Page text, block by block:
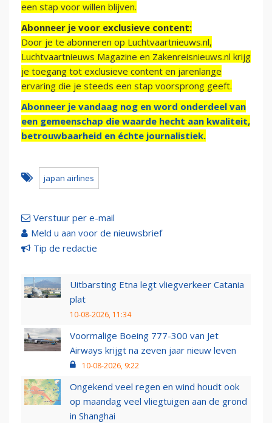
een stap voor willen blijven.
Abonneer je voor exclusieve content:
Door je te abonneren op Luchtvaartnieuws.nl,
Luchtvaartnieuws Magazine en Zakenreisnieuws.nl krijg
je toegang tot exclusieve content en jarenlange
ervaring die je steeds een stap voorsprong geeft.
Abonneer je vandaag nog en word onderdeel van
een gemeenschap die waarde hecht aan kwaliteit,
betrouwbaarheid en échte journalistiek.
japan airlines
Verstuur per e-mail
Meld u aan voor de nieuwsbrief
Tip de redactie
Uitbarsting Etna legt vliegverkeer Catania
plat
10-08-2026, 11:34
Voormalige Boeing 777-300 van Jet
Airways krijgt na zeven jaar nieuw leven
10-08-2026, 9:22
Ongekend veel regen en wind houdt ook
op maandag veel vliegtuigen aan de grond
in Shanghai